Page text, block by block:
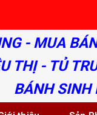
- MUA
THỊ - TỦ
BÁNH SINH